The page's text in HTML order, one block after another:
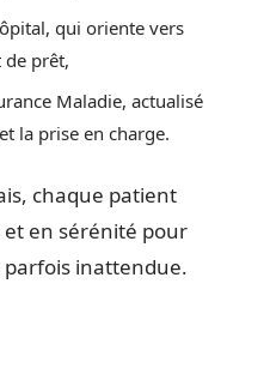
qui oriente vers
de prêt,
Maladie, actualisé
la prise en charge.
chaque patient
en sérénité pour
inattendue.